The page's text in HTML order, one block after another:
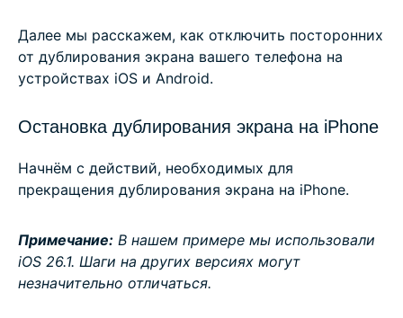
Далее мы расскажем, как отключить посторонних
от дублирования экрана вашего телефона на
устройствах iOS и Android.
Остановка дублирования экрана на iPhone
Начнём с действий, необходимых для
прекращения дублирования экрана на iPhone.
Примечание: В нашем примере мы использовали
iOS 26.1. Шаги на других версиях могут
незначительно отличаться.